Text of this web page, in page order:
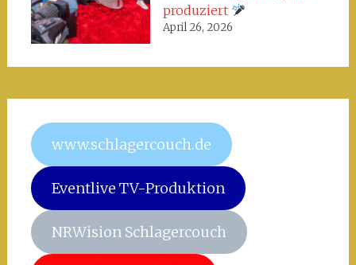
produziert
April 26, 2026
www.schlagercouch.de
Eventlive TV-Produktion
NRWision Schlagercouch